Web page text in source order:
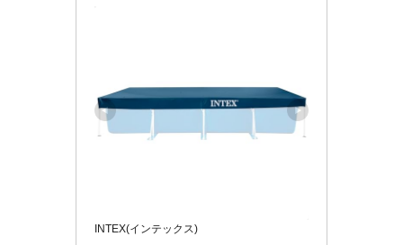
INTEX(インテックス)